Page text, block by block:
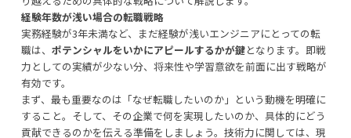
経験年数が浅い場合の転職戦略
実務経験が3年未満など、まだ経験が浅いエンジニアにとっての転
職は、 ポテンシャルをいかにアピールするかが鍵となります。即戦
力としての実績が少ない分、将来性や学習意欲を前面に出す戦略が
有効です。
まず、最も重要なのは「なぜ転職したいのか」という動機を明確に
すること。そして、その企業で何を実現したいのか、具体的にどう
貢献できるのかを伝える準備をしましょう。技術力に関しては、現